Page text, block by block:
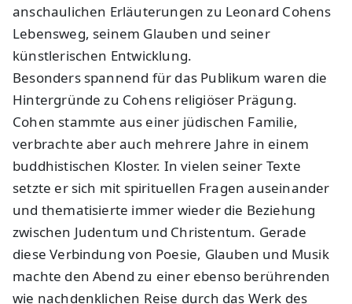
anschaulichen Erläuterungen zu Leonard Cohens
Lebensweg, seinem Glauben und seiner
künstlerischen Entwicklung.
Besonders spannend für das Publikum waren die
Hintergründe zu Cohens religiöser Prägung.
Cohen stammte aus einer jüdischen Familie,
verbrachte aber auch mehrere Jahre in einem
buddhistischen Kloster. In vielen seiner Texte
setzte er sich mit spirituellen Fragen auseinander
und thematisierte immer wieder die Beziehung
zwischen Judentum und Christentum. Gerade
diese Verbindung von Poesie, Glauben und Musik
machte den Abend zu einer ebenso berührenden
wie nachdenklichen Reise durch das Werk des